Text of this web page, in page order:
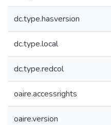
dc.type.hasversion
dc.type.local
dc.type.redcol
oaire.accessrights
oaire.version